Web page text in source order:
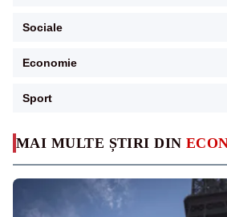
MAI MULTE ȘTIRI DIN
Sociale
Economie
Sport